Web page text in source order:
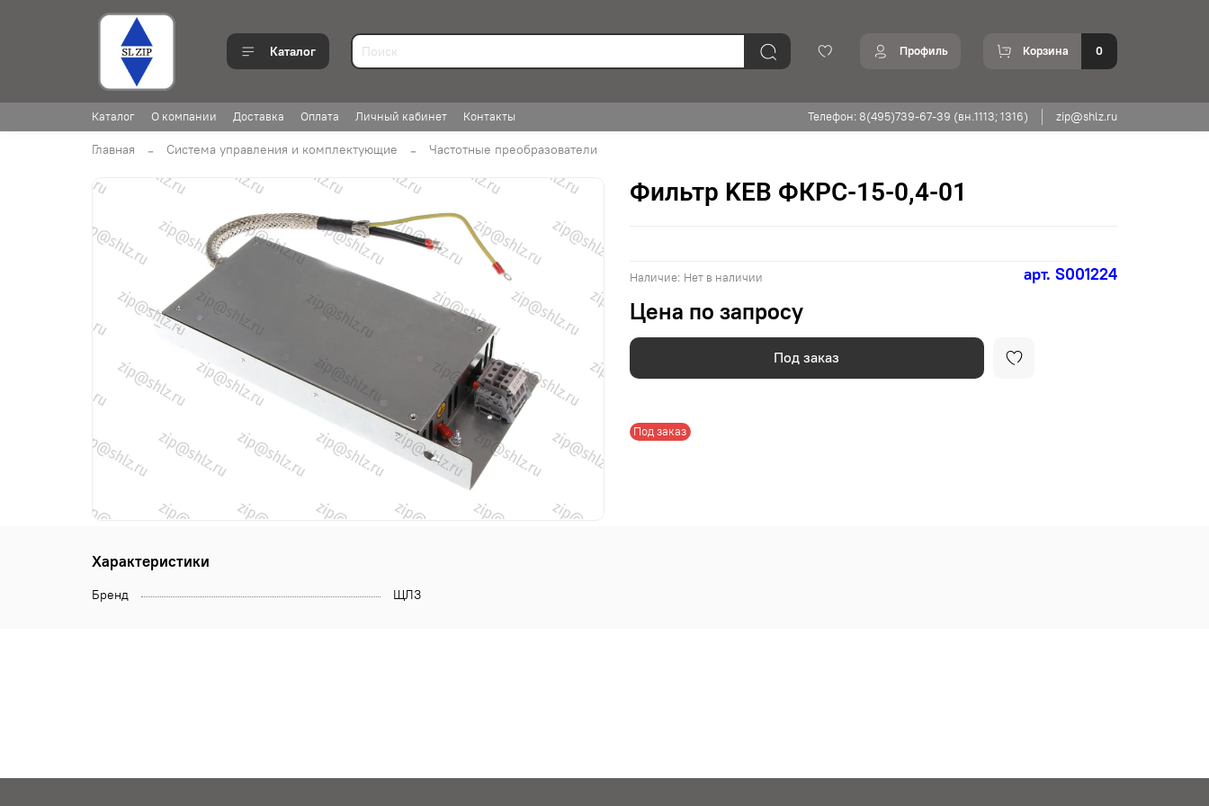
Каталог Профиль Корзина 0
Каталог О компании Доставка Оплата Личный кабинет Контакты Телефон: 8(495)739-67-39 (вн.1113; 1316) zip@shlz.ru
Главная Система управления и комплектующие Частотные преобразователи
арт. S001224
Наличие: Нет в наличии
Под заказ
Фильтр KEB ФКРС-15-0,4-01
Цена по запросу
Под заказ
Характеристики
Бренд ЩЛЗ